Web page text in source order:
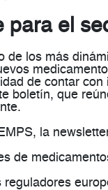
para el
de los más
de contar
boletín, que
la
de